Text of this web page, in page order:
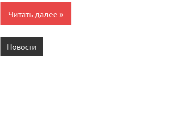
Читать далее
Новости